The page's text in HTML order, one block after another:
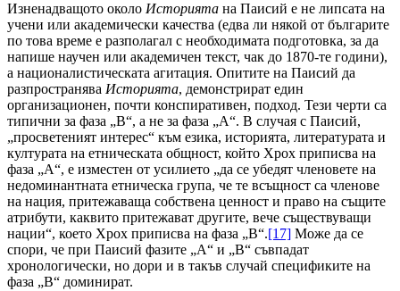
Изненадващото около Историята на Паисий е не липсата на
учени или академически качества (едва ли някой от българите
по това време е разполагал с необходимата подготовка, за да
напише научен или академичен текст, чак до 1870-те години),
а националистическата агитация. Опитите на Паисий да
разпространява Историята, демонстрират един
организационен, почти конспиративен, подход. Тези черти са
типични за фаза „B“, а не за фаза „А“. В случая с Паисий,
„просветеният интерес“ към езика, историята, литературата и
културата на етническата общност, който Хрох приписва на
фаза „А“, е изместен от усилието „да се убедят членовете на
недоминантната етническа група, че те всъщност са членове
на нация, притежаваща собствена ценност и право на същите
атрибути, каквито притежават другите, вече съществуващи
нации“, което Хрох приписва на фаза „B“.[17] Може да се
спори, че при Паисий фазите „А“ и „B“ съвпадат
хронологически, но дори и в такъв случай спецификите на
фаза „B“ доминират.